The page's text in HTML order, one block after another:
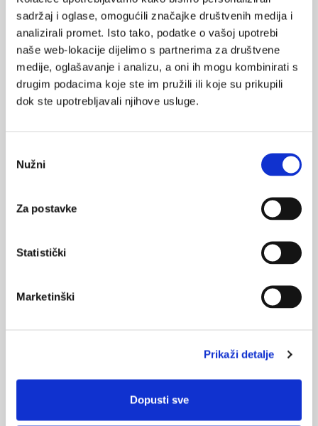
sadržaj i oglase, omogućili značajke društvenih medija i
analizirali promet. Isto tako, podatke o vašoj upotrebi
naše web-lokacije dijelimo s partnerima za društvene
medije, oglašavanje i analizu, a oni ih mogu kombinirati s
drugim podacima koje ste im pružili ili koje su prikupili
dok ste upotrebljavali njihove usluge.
pristanka
Nužni
Za postavke
Statistički
Marketinški
Prikaži detalje
Dopusti sve
VEZANI SADRŽAJ >
<
04.10.2022.
09.05.2022.
Trendovi u liječenju postmenopauzalne osteoporoze
Vitamin D: optimalne razine i način primjene